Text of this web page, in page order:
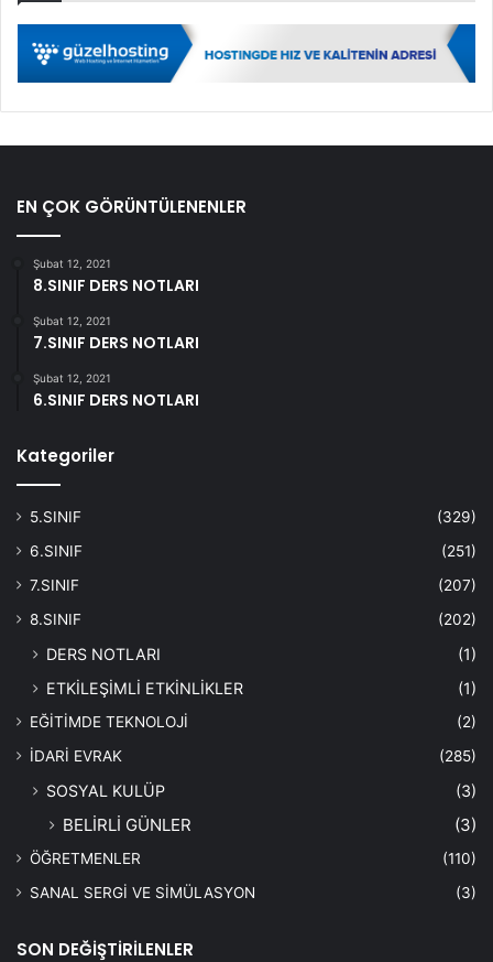
EN ÇOK GÖRÜNTÜLENENLER
Şubat 12, 2021
8.SINIF DERS NOTLARI
Şubat 12, 2021
7.SINIF DERS NOTLARI
Şubat 12, 2021
6.SINIF DERS NOTLARI
Kategoriler
5.SINIF
(329)
6.SINIF
(251)
7.SINIF
(207)
8.SINIF
(202)
DERS NOTLARI
(1)
ETKİLEŞİMLİ ETKİNLİKLER
(1)
EĞİTİMDE TEKNOLOJİ
(2)
İDARİ EVRAK
(285)
SOSYAL KULÜP (3)
BELİRLİ GÜNLER (3)
ÖĞRETMENLER
(110)
SANAL SERGİ VE SİMÜLASYON
(3)
SON DEĞİŞTİRİLENLER